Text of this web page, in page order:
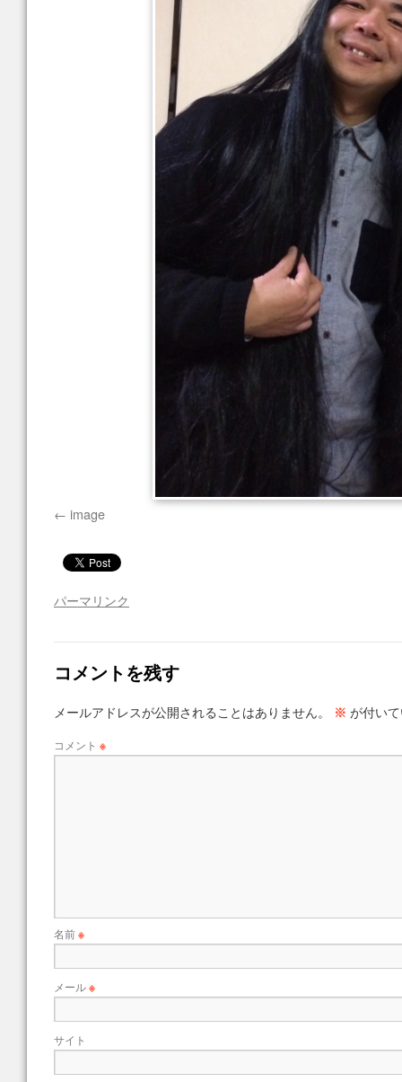
image
パーマリンク
コメントを残す
メールアドレスが公開されることはありません。 ※ が付い
コメント ※
名前※
メール※
サイト